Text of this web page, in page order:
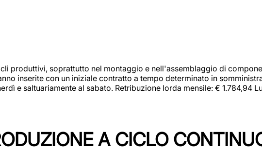
produttivi, soprattutto nel montaggio e nell'assemblaggio di
inserite con un iniziale contratto a tempo determinato in
e saltuariamente al sabato. Retribuzione lorda mensile: € 1.784,94
A CICLO